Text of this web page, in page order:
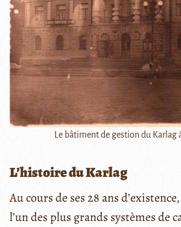
Le bâtiment de gestion du Karlag
L’histoire du Karlag
Au cours de ses 28 ans
l’un des plus grands systèmes de